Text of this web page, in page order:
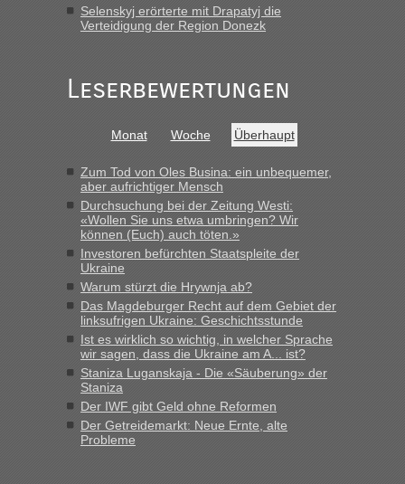
inBerichte und Reisetipps • Re: An welchem
Grenzübergang zwischen Polen und der Ukraine geht es am
„Gestern 6 Stunden warten vor der Grenze Richtung Polen
in Krakowez mit dem Kleinbus. Abfertigung ging dann
Berichte und Reisetipps • Re: An welchem
Grenzübergang zwischen Polen und der Ukraine geht es am
schnellsten?
„Bin am Montag 15.6.26 um 8 Uhr in Urgyniw ausgereist,
das erste Mal an einem Montagmorgen ca. 15 Fahrzeuge
vor mir, bin sonst der Erste oder Zweite, egal, nach ca 20
Minuten wurde dann die nächste Welle...“
Berichte und Reisetipps • Re: An welchem
Grenzübergang zwischen Polen und der Ukraine geht es am
schnellsten?
„Derzeit, ist es überall sehr voll an den Grenzen Ukraine/
Polen. Zb. Krakovets 100 PKW ca. 10 h Wartezeit. Wollen
Montag rüber, versuchen es sehr früh.“
Selenskyj erörterte mit Drapatyj die
Verteidigung der Region Donezk
Leserbewertungen
Monat Woche Überhaupt
Zum Tod von Oles Busina: ein unbequemer,
aber aufrichtiger Mensch
Durchsuchung bei der Zeitung Westi:
«Wollen Sie uns etwa umbringen? Wir
können (Euch) auch töten.»
Investoren befürchten Staatspleite der
Ukraine
Warum stürzt die Hrywnja ab?
Das Magdeburger Recht auf dem Gebiet der
linksufrigen Ukraine: Geschichtsstunde
Ist es wirklich so wichtig, in welcher Sprache
wir sagen, dass die Ukraine am A... ist?
Staniza Luganskaja - Die «Säuberung» der
Staniza
Der IWF gibt Geld ohne Reformen
Der Getreidemarkt: Neue Ernte, alte
Probleme